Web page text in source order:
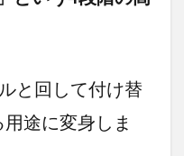
と回して付け替
途に変身しま